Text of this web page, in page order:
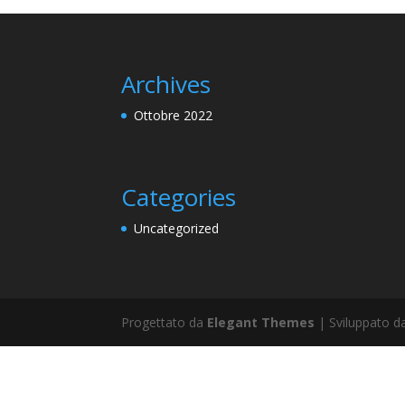
Archives
Ottobre 2022
Categories
Uncategorized
Progettato da Elegant Themes | Sviluppato